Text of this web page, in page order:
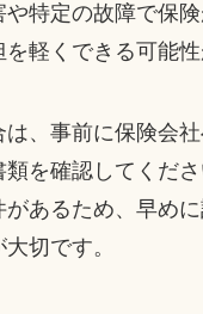
や特定の故障で保
軽くできる可能性
、事前に保険会
類を確認してくだ
があるため、早め
切です。